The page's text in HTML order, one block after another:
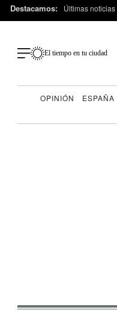
Destacamos: Últimas noticias
El tiempo en tu ciudad
OPINIÓN ESPAÑA